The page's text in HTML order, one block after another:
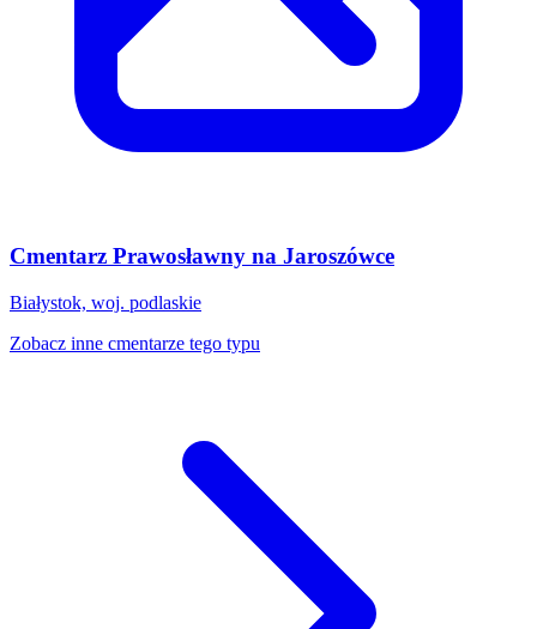
Cmentarz Prawosławny na Jaroszówce
Białystok, woj. podlaskie
Zobacz inne cmentarze tego typu